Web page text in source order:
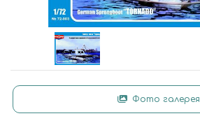
Фото галерея